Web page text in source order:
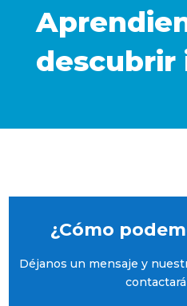
descubrir
¿Cómo
Déjanos un mensaje y